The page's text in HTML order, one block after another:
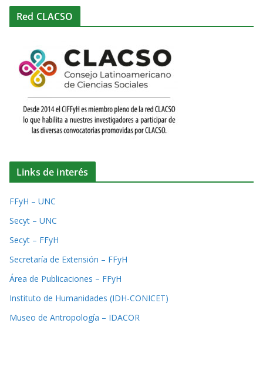
Red CLACSO
Links de interés
FFyH – UNC
Secyt – UNC
Secyt – FFyH
Secretaría de Extensión – FFyH
Área de Publicaciones – FFyH
Instituto de Humanidades (IDH-CONICET)
Museo de Antropología – IDACOR